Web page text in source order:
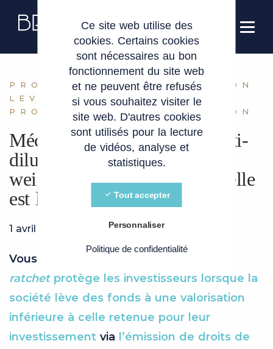
PROTECTION ANTI-DILUTION
LEVÉE DE FONDS
PROTECTION ANTI-DILUTION
Mécanismes de protection anti-
dilution : full ratchet ou
weighted average ratchet, quelle
est la différence ?
1 avril 2026
Vous avez compris qu’une
ratchetprotège les investisseurs lorsque la
société lève des fonds à une valorisation
inférieure à celle retenue pour leur
investissement via l’émission de droits de
Ce site web utilise des
cookies. Certains cookies
sont nécessaires au bon
fonctionnement du site web
et ne peuvent être refusés
si vous souhaitez visiter le
site web. D'autres cookies
sont utilisés pour la lecture
de vidéos, analyse et
statistiques.
Tout accepter
Personnaliser
Politique de confidentialité